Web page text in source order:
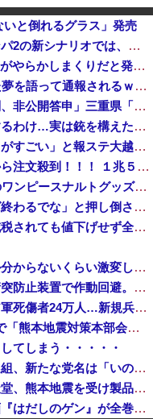
いと倒れるグラス」発売
【速報】ダンロン小高「ダンガンロンパ2の新シナリオでは、人気キャラも殺していきますw」
W杯アジア予選等で韓国サッカー協会がやらかしまくりだと発覚、「いきなり共同開催になったしな」と日韓共
【悲報】60代男さん、小学生に秘めた夢を語って通報されるｗｗｗｗｗｗｗ他
【外国人採用アンケ】諮問機関「差別、非公開答申」三重県「差別に当たらず、公表する方針を決定した」
警官が発砲→「適正だったか調査」するわけ…実は銃を構えただけで警察本部長まで報告！
「マスコミの立ち位置の勘違いっぷりがすごい」と報ステ大越キャスターの台詞に視聴者絶句、高市とトランプを同列視させようという思惑がひしひしと
【ニュース】日本製メモリに世界中から注文殺到！！！ １兆５０００億円で工場増築へ
【悲報】ジャンプストアで43億円分のワンピースナルトグッズを購入してキャンセルを繰り返していた32歳女逮捕
夫さん、妻に「天井のシミ数えてれば終わるでな」と押し倒されて性行為 → 凄いことになるｗｗｗｗｗ
【悲報】町のお弁当屋さん「消費税減税されても値下げせず全て利益にする！」と宣言しネットで物議 → ｗｗｗｗｗｗｗｗｗｗｗｗｗｗ
「キム兄」こと木村祐一さん、誰だか分からないくらい激変してしまう・・・
【疑問】羽田空港近くで全日空機が衝突防止装置で作動回避。これで「ニアミスではない」ってマジ？
ウクライナ軍参謀本部「今年のロシア軍死傷者24万人…新規兵力の募集規模を上回る」！
（ ´_ゝ`）中道・立憲・公明、国会内で「熊本地震対策本部会議」各省庁からヒアリング・現地から意見聴取「パーティション、人手、宿泊施設の不足や、...
てしまう・・・・・
【速報】山本太郎が去ったれいわ新選組、新たな党名は「いのちの党」 略称「いのち」
【速報】子どもたちのヒーロー・任天堂、熊本地震を受け製品修理は無償対応（災害救助法適用地域） 義援金5000万円寄付
戦中戦後の広島を舞台にした名作漫画『はだしのゲン』が全巻50％オフで買える激安セール開催！！このチャンスを見逃すな！！